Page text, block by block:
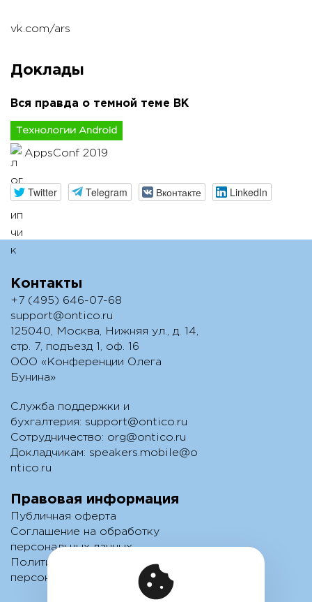
vk.com/ars
Доклады
Вся правда о темной теме ВК
Технологии Android
AppsConf 2019
Twitter Telegram Вконтакте LinkedIn
Контакты
+7 (495) 646-07-68
support@ontico.ru
125040, Москва, Нижняя ул., д. 14,
стр. 7, подъезд 1, оф. 16
ООО «Конференции Олега
Бунина»
Служба поддержки и
бухгалтерия: support@ontico.ru
Сотрудничество: org@ontico.ru
Докладчикам: speakers.mobile@o
ntico.ru
Правовая информация
Публичная оферта
Соглашение на обработку
персональных данных
Политика обработки
персональных данных